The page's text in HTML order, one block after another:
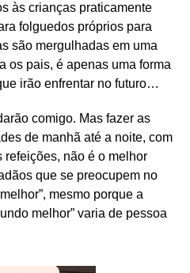
às crianças praticamente
folguedos próprios para
são mergulhadas em uma
os pais, é apenas uma forma
irão enfrentar no futuro…
comigo. Mas fazer as
de manhã até a noite, com
não é o melhor
que se preocupem no
mesmo porque a
melhor” varia de pessoa